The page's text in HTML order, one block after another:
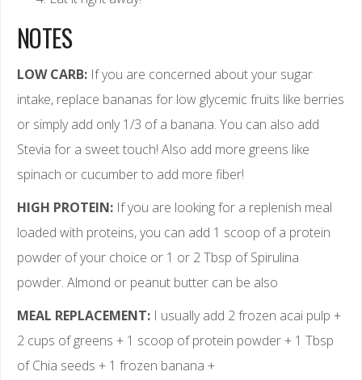
NOTES
LOW CARB: If you are concerned about your sugar
intake, replace bananas for low glycemic fruits like berries
or simply add only 1/3 of a banana. You can also add
Stevia for a sweet touch! Also add more greens like
spinach or cucumber to add more fiber!
HIGH PROTEIN: If you are looking for a replenish meal
loaded with proteins, you can add 1 scoop of a protein
powder of your choice or 1 or 2 Tbsp of Spirulina
powder. Almond or peanut butter can be also
MEAL REPLACEMENT: I usually add 2 frozen acai pulp +
2 cups of greens + 1 scoop of protein powder + 1 Tbsp
of Chia seeds + 1 frozen banana +